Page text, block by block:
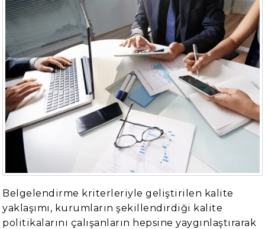
Belgelendirme kriterleriyle geliştirilen kalite
yaklaşımı, kurumların şekillendirdiği kalite
politikalarını çalışanların hepsine yaygınlaştırarak